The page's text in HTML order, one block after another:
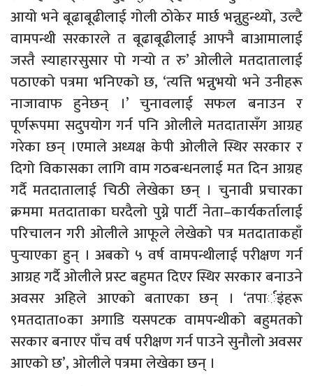
आयो भने बूढाबूढीलाई गोली ठोकेर मार्छ भन्नुहुन्थ्यो, उल्टै
वामपन्थी सरकारले त बूढाबूढीलाई आफ्नै बाआमालाई
जस्तै स्याहारसुसार पो गर्‍यो त रु’ ओलीले मतदातालाई
पठाएको पत्रमा भनिएको छ, ‘त्यत्ति भन्नुभयो भने उनीहरू
नाजावाफ हुनेछन् ।’ चुनावलाई सफल बनाउन र
पूर्णरूपमा सदुपयोग गर्न पनि ओलीले मतदातासँग आग्रह
गरेका छन् ।एमाले अध्यक्ष केपी ओलीले स्थिर सरकार र
दिगो विकासका लागि वाम गठबन्धनलाई मत दिन आग्रह
गर्दै मतदातालाई चिठी लेखेका छन् । चुनावी प्रचारका
क्रममा मतदाताका घरदैलो पुग्ने पार्टी नेता–कार्यकर्तालाई
परिचालन गरी ओलीले आफूले लेखेको पत्र मतदाताकहाँ
पुर्‍याएका हुन् । अबको ५ वर्ष वामपन्थीलाई परीक्षण गर्न
आग्रह गर्दै ओलीले प्रस्ट बहुमत दिएर स्थिर सरकार बनाउने
अवसर अहिले आएको बताएका छन् । ‘तपार्इंहरू
९मतदाता०का अगाडि यसपटक वामपन्थीको बहुमतको
सरकार बनाएर पाँच वर्ष परीक्षण गर्न पाउने सुनौलो अवसर
आएको छ’, ओलीले पत्रमा लेखेका छन् ।